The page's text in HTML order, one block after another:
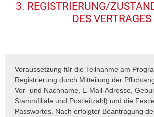
3. REGISTRIERUNG/
DES VERTRAGES
Voraussetzung für die Teilnahme am
Registrierung durch Mitteilung der
Vor- und Nachname, E-Mail-Adresse,
Stammfiliale und Postleitzahl) und die
Passwortes. Nach erfolgter Beantragung